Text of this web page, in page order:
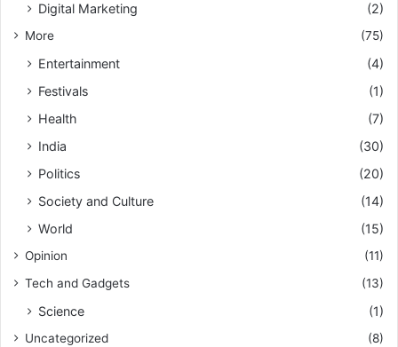
Digital Marketing (2)
More (75)
Entertainment
(4)
Festivals
(1)
Health
(7)
India
(30)
Politics
(20)
Society and Culture
(14)
World
(15)
Opinion
(11)
Tech and Gadgets
(13)
Science (1)
Uncategorized
(8)